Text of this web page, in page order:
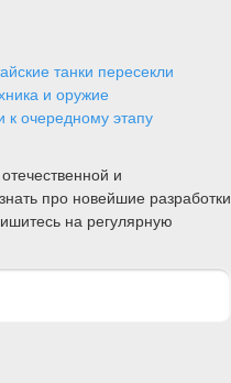
танки пересекли
и оружие
очередному этапу
и
про новейшие разработки
на регулярную